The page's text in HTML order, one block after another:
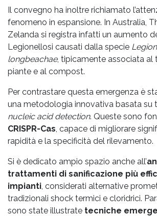
Il convegno ha inoltre richiamato
fenomeno in espansione. In Australia,
Zelanda si registra infatti un aumento
Legionellosi causati dalla specie
longbeachae, tipicamente associata al
piante e al compost.
Per contrastare questa emergenza è
una metodologia innovativa basata su
nucleic acid detection. Queste sono
CRISPR-Cas, capace di migliorare
rapidità e la specificità del rilevamento.
Si è dedicato ampio spazio anche all’
trattamenti di sanificazione più
impianti, considerati alternative
tradizionali shock termici e cloridrici.
sono state illustrate tecniche